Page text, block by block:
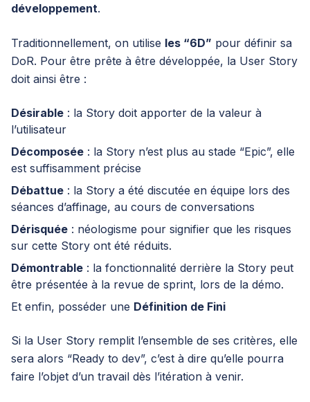
développement.
Traditionnellement, on utilise les “6D” pour définir sa
DoR. Pour être prête à être développée, la User Story
doit ainsi être :
Désirable : la Story doit apporter de la valeur à
l’utilisateur
Décomposée : la Story n’est plus au stade “Epic”, elle
est suffisamment précise
Débattue : la Story a été discutée en équipe lors des
séances d’affinage, au cours de conversations
Dérisquée : néologisme pour signifier que les risques
sur cette Story ont été réduits.
Démontrable : la fonctionnalité derrière la Story peut
être présentée à la revue de sprint, lors de la démo.
Et enfin, posséder une Définition de Fini
Si la User Story remplit l’ensemble de ses critères, elle
sera alors “Ready to dev”, c’est à dire qu’elle pourra
faire l’objet d’un travail dès l’itération à venir.